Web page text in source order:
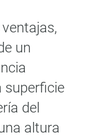
un
superficie
del
altura